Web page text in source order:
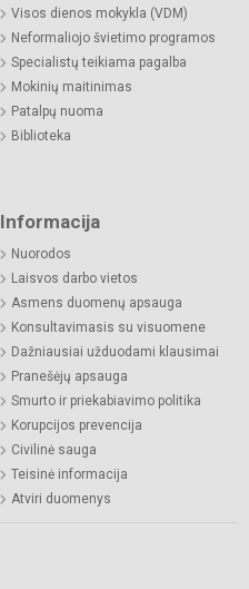
Visos dienos mokykla (VDM)
Neformaliojo švietimo programos
Specialistų teikiama pagalba
Mokinių maitinimas
Patalpų nuoma
Biblioteka
Informacija
Nuorodos
Laisvos darbo vietos
Asmens duomenų apsauga
Konsultavimasis su visuomene
Dažniausiai užduodami klausimai
Pranešėjų apsauga
Smurto ir priekabiavimo politika
Korupcijos prevencija
Civilinė sauga
Teisinė informacija
Atviri duomenys